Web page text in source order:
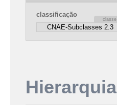
classificação
Hierarquia